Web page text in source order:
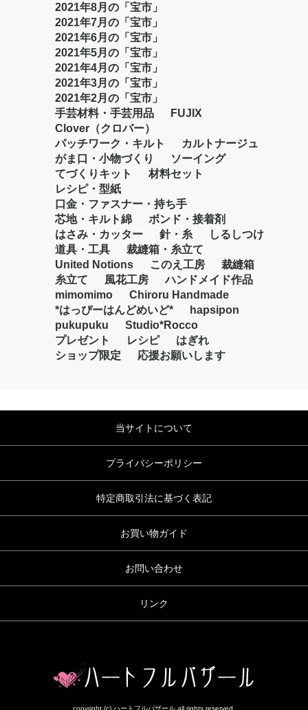
2021年8月の「宝市」
2021年7月の「宝市」
2021年6月の「宝市」
2021年5月の「宝市」
2021年4月の「宝市」
2021年3月の「宝市」
2021年2月の「宝市」
手芸材料・手芸用品
FUJIX
Clover（クロバー）
パッチワーク・キルト
カルトナージュ
がま口・小物づくり
ソーイング
てづくりキット
材料セット
レシピ・型紙
口金・ファスナー・持ち手
芯地・キルト綿
ボンド・接着剤
はさみ・カッター
針・糸
しるしつけ
道具・工具
裁縫箱・糸立て
United Notions
このえ工房
裁縫箱
糸立て
風花工房
ハンドメイド作品
mimomimo
Chiroru Handmade
*はっぴーはんどめいど*
hapsipon
pukupuku
Studio*Rocco
プレゼント
レシピ
はぎれ
ショップ限定
応援お願いします
当サイトについて
プライバシーポリシー
特定商取引法に基づく表記
お買い物ガイド
お問い合わせ
リンク
copyright (c) ハートフルバザール all rights reserved.